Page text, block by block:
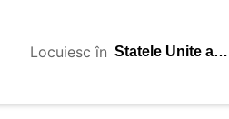
Locuiesc în